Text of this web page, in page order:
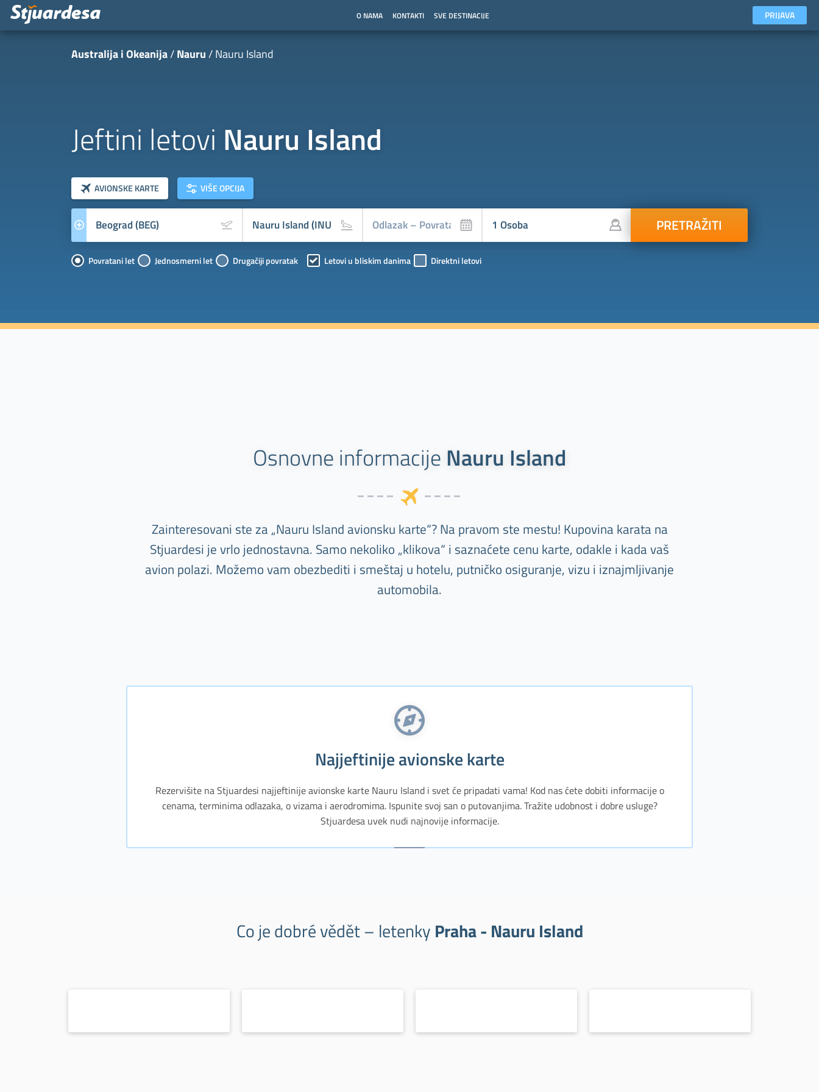
O NAMA KONTAKTI SVE DESTINACIJE PRIJAVA
Australija i Okeanija Nauru Nauru Island
Jeftini letovi Nauru Island
AVIONSKE KARTE Prevoznik
klasa letova
VIŠE OPCIJA
PRETRAŽITI
Povratani let Jednosmerni let Drugačiji povratak Letovi u bliskim danima Direktni letovi
Osnovne informacije Nauru Island
Zainteresovani ste za „Nauru Island avionsku karte“? Na pravom ste mestu! Kupovina karata na
Stjuardesi je vrlo jednostavna. Samo nekoliko „klikova“ i saznaćete cenu karte, odakle i kada vaš
avion polazi. Možemo vam obezbediti i smeštaj u hotelu, putničko osiguranje, vizu i iznajmljivanje
automobila.
Najjeftinije avionske karte
Rezervišite na Stjuardesi najjeftinije avionske karte Nauru Island i svet će pripadati vama! Kod nas ćete dobiti informacije o
cenama, terminima odlazaka, o vizama i aerodromima. Ispunite svoj san o putovanjima. Tražite udobnost i dobre usluge?
Stjuardesa uvek nudi najnovije informacije.
Co je dobré vědět – letenky Praha - Nauru Island